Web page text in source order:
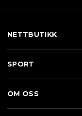
NETTBUTIKK
Sko
Merkevarer
SPORT
OM OSS